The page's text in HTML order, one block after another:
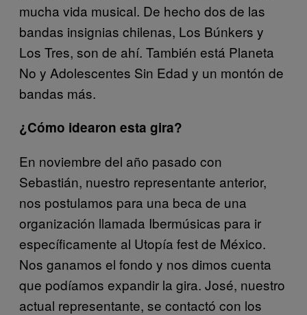
mucha vida musical. De hecho dos de las
bandas insignias chilenas, Los Búnkers y
Los Tres, son de ahí. También está Planeta
No y Adolescentes Sin Edad y un montón de
bandas más.
¿Cómo idearon esta gira?
En noviembre del año pasado con
Sebastián, nuestro representante anterior,
nos postulamos para una beca de una
organización llamada Ibermúsicas para ir
específicamente al Utopía fest de México.
Nos ganamos el fondo y nos dimos cuenta
que podíamos expandir la gira. José, nuestro
actual representante, se contactó con los